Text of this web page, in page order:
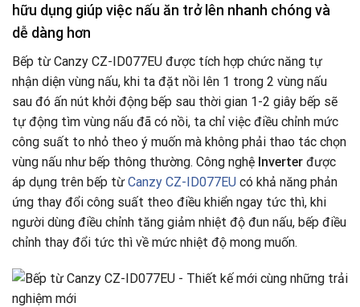
hữu dụng giúp việc nấu ăn trở lên nhanh chóng và
dễ dàng hơn
Bếp từ Canzy CZ-ID077EU được tích hợp chức năng tự
nhận diện vùng nấu, khi ta đặt nồi lên 1 trong 2 vùng nấu
sau đó ấn nút khởi động bếp sau thời gian 1-2 giây bếp sẽ
tự động tìm vùng nấu đã có nồi, ta chỉ việc điều chỉnh mức
công suất to nhỏ theo ý muốn mà không phải thao tác chọn
vùng nấu như bếp thông thường. Công nghệ Inverter được
áp dụng trên bếp từ Canzy CZ-ID077EU có khả năng phản
ứng thay đổi công suất theo điều khiển ngay tức thì, khi
người dùng điều chỉnh tăng giảm nhiệt độ đun nấu, bếp điều
chỉnh thay đổi tức thì về mức nhiệt độ mong muốn.